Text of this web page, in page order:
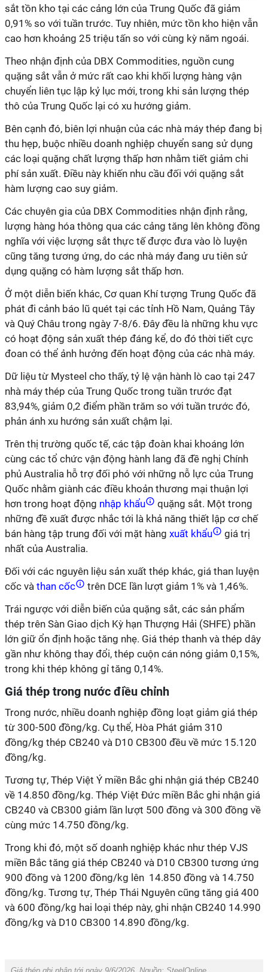
sắt tồn kho tại các cảng lớn của Trung Quốc đã giảm
0,91% so với tuần trước. Tuy nhiên, mức tồn kho hiện vẫn
cao hơn khoảng 25 triệu tấn so với cùng kỳ năm ngoái.
Theo nhận định của DBX Commodities, nguồn cung
quặng sắt vẫn ở mức rất cao khi khối lượng hàng vận
chuyển liên tục lập kỷ lục mới, trong khi sản lượng thép
thô của Trung Quốc lại có xu hướng giảm.
Bên cạnh đó, biên lợi nhuận của các nhà máy thép đang bị
thu hẹp, buộc nhiều doanh nghiệp chuyển sang sử dụng
các loại quặng chất lượng thấp hơn nhằm tiết giảm chi
phí sản xuất. Điều này khiến nhu cầu đối với quặng sắt
hàm lượng cao suy giảm.
Các chuyên gia của DBX Commodities nhận định rằng,
lượng hàng hóa thông qua các cảng tăng lên không đồng
nghĩa với việc lượng sắt thực tế được đưa vào lò luyện
cũng tăng tương ứng, do các nhà máy đang ưu tiên sử
dụng quặng có hàm lượng sắt thấp hơn.
Ở một diễn biến khác, Cơ quan Khí tượng Trung Quốc đã
phát đi cảnh báo lũ quét tại các tỉnh Hồ Nam, Quảng Tây
và Quý Châu trong ngày 7-8/6. Đây đều là những khu vực
có hoạt động sản xuất thép đáng kể, do đó thời tiết cực
đoan có thể ảnh hưởng đến hoạt động của các nhà máy.
Dữ liệu từ Mysteel cho thấy, tỷ lệ vận hành lò cao tại 247
nhà máy thép của Trung Quốc trong tuần trước đạt
83,94%, giảm 0,2 điểm phần trăm so với tuần trước đó,
phản ánh xu hướng sản xuất chậm lại.
Trên thị trường quốc tế, các tập đoàn khai khoáng lớn
cùng các tổ chức vận động hành lang đã đề nghị Chính
phủ Australia hỗ trợ đối phó với những nỗ lực của Trung
Quốc nhằm giành các điều khoản thương mại thuận lợi
hơn trong hoạt động nhập khẩu
quặng sắt. Một trong
những đề xuất được nhắc tới là khả năng thiết lập cơ chế
bán hàng tập trung đối với mặt hàng xuất khẩu
giá trị
nhất của Australia.
Đối với các nguyên liệu sản xuất thép khác, giá than luyện
cốc và than cốc
trên DCE lần lượt giảm 1% và 1,46%.
Trái ngược với diễn biến của quặng sắt, các sản phẩm
thép trên Sàn Giao dịch Kỳ hạn Thượng Hải (SHFE) phần
lớn giữ ổn định hoặc tăng nhẹ. Giá thép thanh và thép dây
gần như không thay đổi, thép cuộn cán nóng giảm 0,15%,
trong khi thép không gỉ tăng 0,14%.
Giá thép trong nước điều chỉnh
Trong nước, nhiều doanh nghiệp đồng loạt giảm giá thép
từ 300-500 đồng/kg. Cụ thể, Hòa Phát giảm 310
đồng/kg thép CB240 và D10 CB300 đều về mức 15.120
đồng/kg.
Tương tự, Thép Việt Ý miền Bắc ghi nhận giá thép CB240
về 14.850 đồng/kg. Thép Việt Đức miền Bắc ghi nhận giá
CB240 và CB300 giảm lần lượt 500 đồng và 300 đồng về
cùng mức 14.750 đồng/kg.
Trong khi đó, một số doanh nghiệp khác như thép VJS
miền Bắc tăng giá thép CB240 và D10 CB300 tương ứng
900 đồng và 1200 đồng/kg lên 14.850 đồng và 14.750
đồng/kg. Tương tự, Thép Thái Nguyên cũng tăng giá 400
và 600 đồng/kg hai loại thép này, ghi nhận CB240 14.990
đồng/kg và D10 CB300 14.890 đồng/kg.